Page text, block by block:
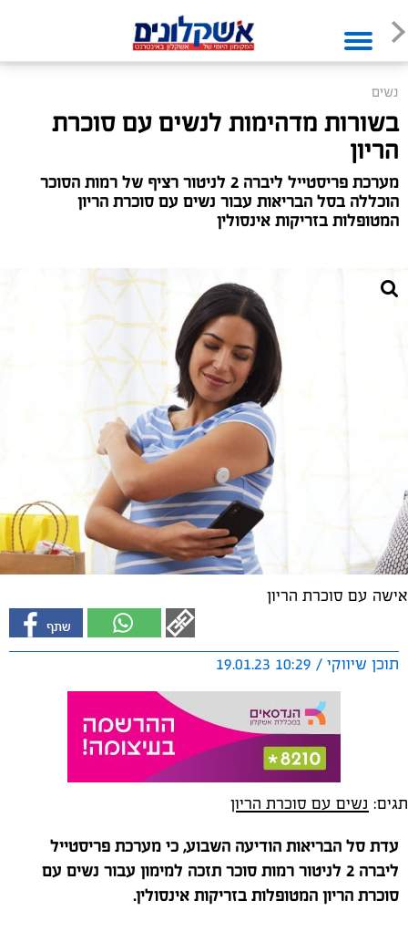
נשים
בשורות מדהימות לנשים עם סוכרת
הריון
מערכת פריסטייל ליברה 2 לניטור רציף של רמות הסוכר
הוכללה בסל הבריאות עבור נשים עם סוכרת הריון
המטופלות בזריקות אינסולין
אישה עם סוכרת הריון
תוכן שיווקי / 10:29 19.01.23
תגים: נשים עם סוכרת הריון
עדת סל הבריאות הודיעה השבוע, כי מערכת פריסטייל
ליברה 2 לניטור רמות סוכר תזכה למימון עבור נשים עם
סוכרת הריון המטופלות בזריקות אינסולין.